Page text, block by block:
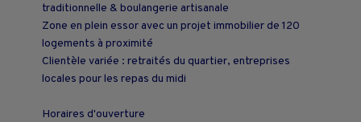
traditionnelle & boulangerie artisanale
Zone en plein essor avec un projet immobilier de 120
logements à proximité
Clientèle variée : retraités du quartier, entreprises
locales pour les repas du midi
Horaires d'ouverture